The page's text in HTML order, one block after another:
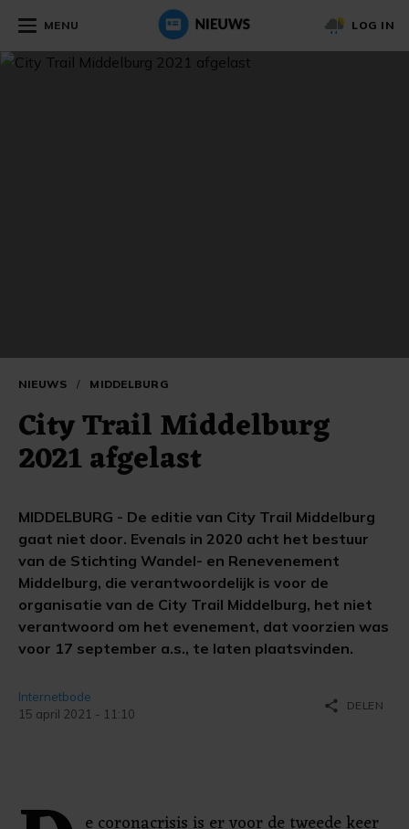
MENU LOG IN
NIEUWS / MIDDELBURG
City Trail Middelburg
2021 afgelast
MIDDELBURG - De editie van City Trail Middelburg
gaat niet door. Evenals in 2020 acht het bestuur
van de Stichting Wandel- en Renevenement
Middelburg, die verantwoordelijk is voor de
organisatie van de City Trail Middelburg, het niet
verantwoord om het evenement, dat voorzien was
voor 17 september a.s., te laten plaatsvinden.
Internetbode
15 april 2021 - 11:10
share DELEN